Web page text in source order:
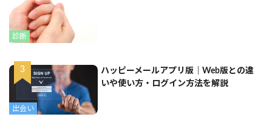
診断
出会い
ハッピーメールアプリ版｜Web版との違
いや使い方・ログイン方法を解説